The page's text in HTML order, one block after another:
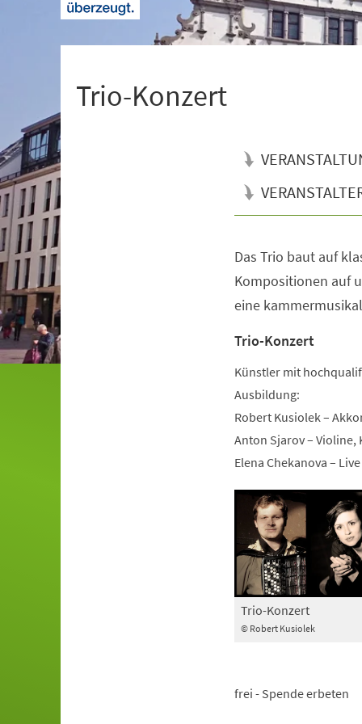
Trio-Konzert
Das Trio baut auf
Kompositionen auf
eine
Trio-Konzert
Künstler mit
Ausbildung:
Robert Kusiolek –
Anton Sjarov – Violine,
Elena Chekanova –
© Robert Kusiolek
Trio-Konzert
frei - Spende erbeten